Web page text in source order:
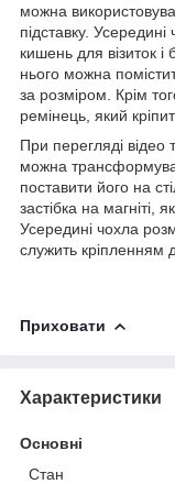
можна
підставку.
кишень для візиток
нього можна
за розміром. Крім
ремінець, який
При перегляді відео
можна
поставити його на
застібка на магніті,
Усередині чохла
служить кріпленням
Приховати
Характеристики
Основні
Стан